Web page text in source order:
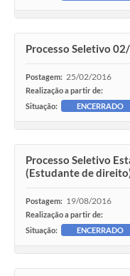
Processo Seletivo
Postagem: 25/02/2016
Realização a partir de:
Situação:
ENCERRADO
Processo Seletivo
(Estudante de
Postagem: 19/08/2016
Realização a partir de:
Situação:
ENCERRADO